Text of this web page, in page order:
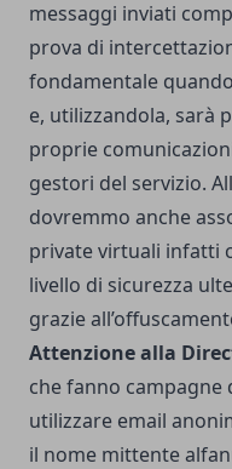
messaggi inviati
prova di
fondamentale
e, utilizzandola, sarà
proprie
gestori del servizio.
dovremmo anche
private virtuali infatti
livello di sicurezza
grazie
Attenzione alla
che fanno campagne
utilizzare email
il nome mittente